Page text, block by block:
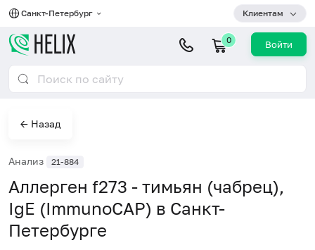
Санкт-Петербург Клиентам
0 Войти
← Назад
Анализ 21-884
Аллерген f273 - тимьян (чабрец),
IgE (ImmunoCAP) в Санкт-
Петербурге